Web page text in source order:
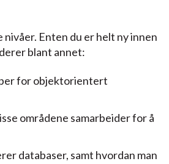
Enten du er helt ny innen
blant annet:
for objektorientert
områdene samarbeider for å
databaser, samt hvordan man